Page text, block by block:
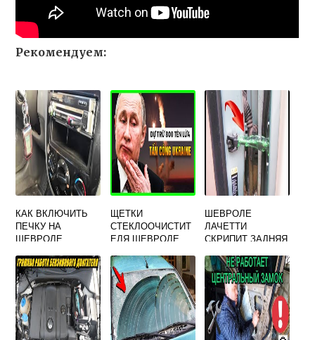
Рекомендуем:
КАК ВКЛЮЧИТЬ
ПЕЧКУ НА
ШЕВРОЛЕ
ЩЕТКИ
СТЕКЛООЧИСТИТ
ЕЛЯ ШЕВРОЛЕ
ШЕВРОЛЕ
ЛАЧЕТТИ
СКРИПИТ ЗАДНЯЯ